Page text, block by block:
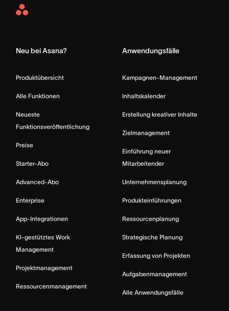
Asana
Neu bei Asana?
Produktübersicht
Alle Funktionen
Neueste
Funktionsveröffentlichung
Preise
Starter-Abo
Advanced-Abo
Enterprise
App-Integrationen
KI-gestütztes Work
Management
Projektmanagement
Ressourcenmanagement
Anwendungsfälle
Kampagnen-Management
Inhaltskalender
Erstellung kreativer Inhalte
Zielmanagement
Einführung neuer
Mitarbeitender
Unternehmensplanung
Produkteinführungen
Ressourcenplanung
Strategische Planung
Erfassung von Projekten
Aufgabenmanagement
Alle Anwendungsfälle